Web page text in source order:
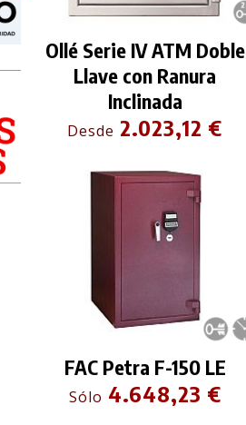
Ollé Serie IV ATM Doble
Llave con Ranura
Inclinada
Desde 2.023,12 €
FAC Petra F-150 LE
Sólo 4.648,23 €